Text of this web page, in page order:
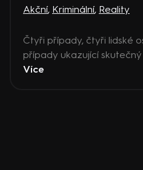
Akční, Kriminální, Reality
Čtyři případy, čtyři lidské
případy ukazující
Více